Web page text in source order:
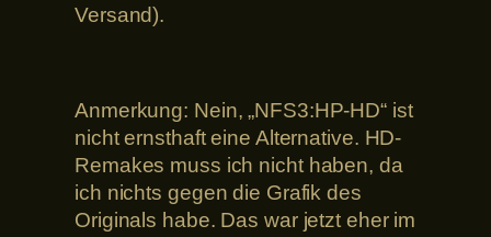
Versand).
Anmerkung: Nein, „NFS3:HP-HD“ ist
nicht ernsthaft eine Alternative. HD-
Remakes muss ich nicht haben, da
ich nichts gegen die Grafik des
Originals habe. Das war jetzt eher im